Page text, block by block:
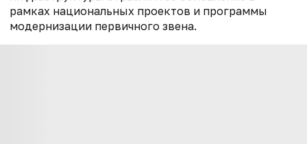
рамках национальных проектов и программы
модернизации первичного звена.